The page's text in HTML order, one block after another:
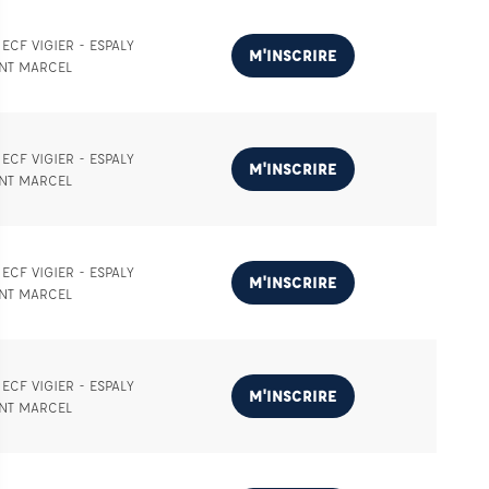
VIGIER - ESPALY
MARCEL
M'INSCRIRE
VIGIER - ESPALY
MARCEL
M'INSCRIRE
VIGIER - ESPALY
MARCEL
M'INSCRIRE
VIGIER - ESPALY
MARCEL
M'INSCRIRE